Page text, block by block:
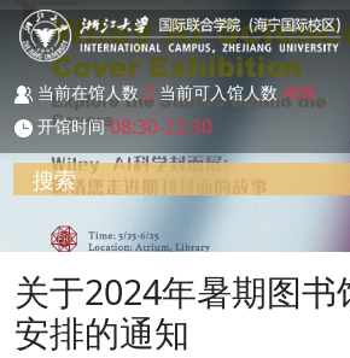
跳转到主要内容
当前在馆人数 2 当前可入馆人数 498
开馆时间 08:30-22:30
搜索
关于2024年暑期图书
安排的通知